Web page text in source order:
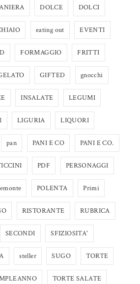
DOLCE DOLCI
eating out EVENTI
FORMAGGIO FRITTI
GIFTED gnocchi
INSALATE LEGUMI
LIGURIA LIQUORI
pan PANI E CO PANI E CO.
PDF PERSONAGGI
POLENTA Primi
RISTORANTE RUBRICA
SECONDI SFIZIOSITA'
steller SUGO TORTE
TORTE SALATE